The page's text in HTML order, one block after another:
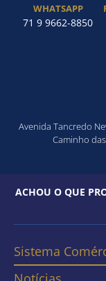
WHATSAPP
71 9 9662-8850
Avenida Tancredo
Caminho
ACHOU O QUE
Sistema